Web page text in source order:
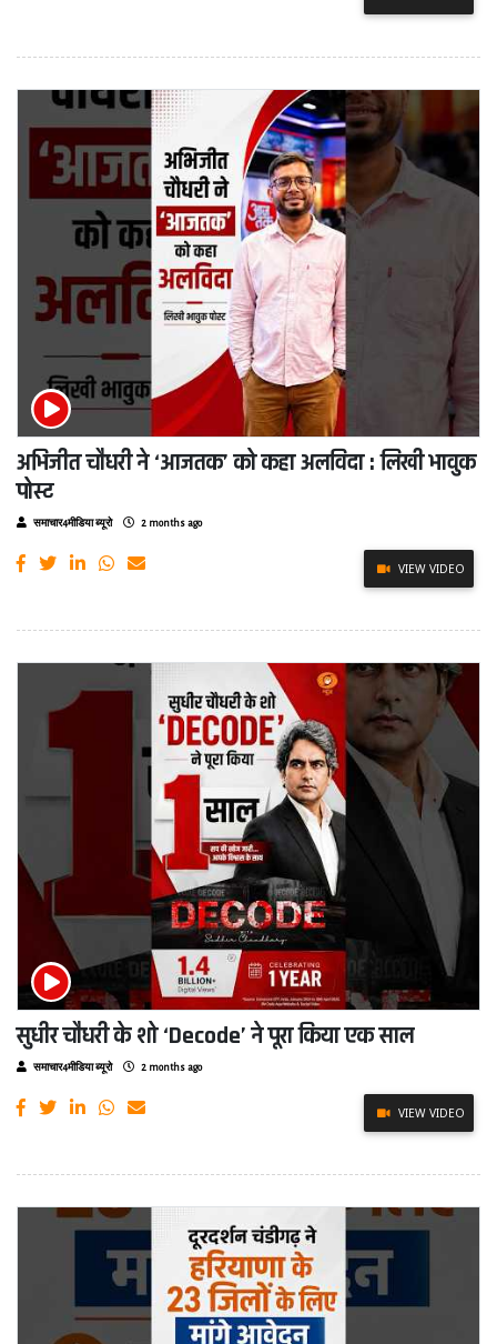
अभिजीत चौधरी ने ‘आजतक’ को कहा अलविदा : लिखी भावुक
पोस्ट
समाचार4मीडिया ब्यूरो 2 months ago
VIEW VIDEO
सुधीर चौधरी के शो ‘Decode’ ने पूरा किया एक साल
समाचार4मीडिया ब्यूरो 2 months ago
VIEW VIDEO